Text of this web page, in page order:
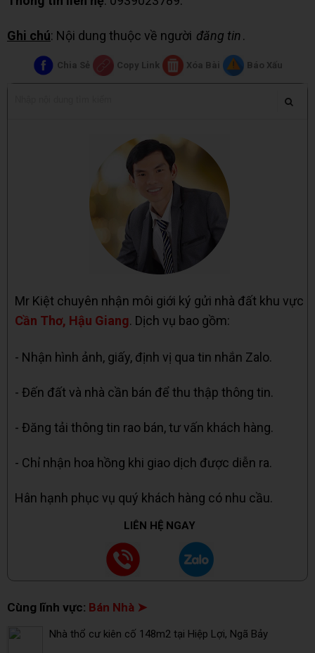
Ghi chú: Nội dung thuộc về người đăng tin.
Chia Sẻ Copy Link Xóa Bài Báo Xấu
Mr Kiệt chuyên nhận môi giới ký gửi nhà đất khu vực
Cần Thơ, Hậu Giang. Dịch vụ bao gồm:
- Nhận hình ảnh, giấy, định vị qua tin nhắn Zalo.
- Đến đất và nhà cần bán để thu thập thông tin.
- Đăng tải thông tin rao bán, tư vấn khách hàng.
- Chỉ nhận hoa hồng khi giao dịch được diễn ra.
Hân hạnh phục vụ quý khách hàng có nhu cầu.
LIÊN HỆ NGAY
Cùng lĩnh vực: Bán Nhà ➤
Nhà thổ cư kiên cố 148m2 tại Hiệp Lợi, Ngã Bảy